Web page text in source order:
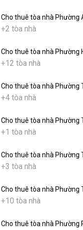
Cho thuê tòa nhà Phường
+2 tòa nhà
Cho thuê tòa nhà Phường
+12 tòa nhà
Cho thuê tòa nhà Phường
+4 tòa nhà
Cho thuê tòa nhà Phường
+1 tòa nhà
Cho thuê tòa nhà Phường
+3 tòa nhà
Cho thuê tòa nhà Phường
+10 tòa nhà
Cho thuê tòa nhà Phường